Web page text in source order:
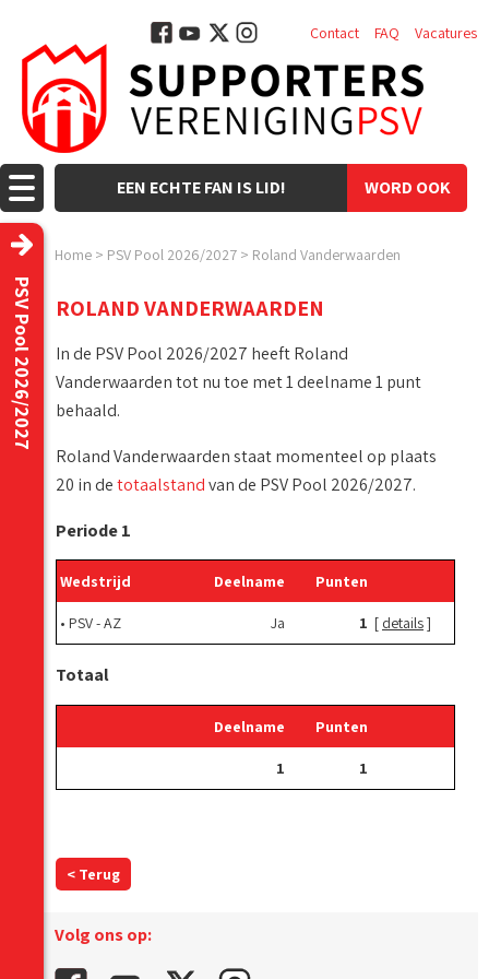
WORD OOK
EEN ECHTE FAN IS LID!
Contact FAQ Vacatures
Home > PSV Pool 2026/2027 > Roland Vanderwaarden
PSV Pool 2026/2027 ROLAND VANDERWAARDEN
In de PSV Pool 2026/2027 heeft Roland
Vanderwaarden tot nu toe met 1 deelname 1 punt
behaald.
Roland Vanderwaarden staat momenteel op plaats
20 in detotaalstandvan de PSV Pool 2026/2027.
Periode 1
Wedstrijd Deelname Punten
• PSV - AZ Ja 1 [ details]
Totaal
Deelname Punten
1 1
< Terug
Volg ons op: